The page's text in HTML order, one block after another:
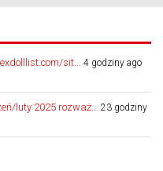
sit... 4 godziny ago
luty 2025 rozważ...
23 godziny